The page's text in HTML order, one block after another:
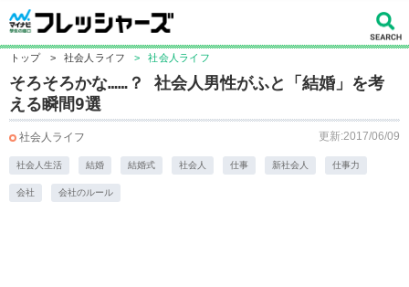
トップ > 社会人ライフ > 社会人ライフ
そろそろかな……？ 社会人男性がふと「結婚」を考
える瞬間9選
社会人ライフ 更新:2017/06/09
社会人生活 結婚 結婚式 社会人 仕事 新社会人 仕事力
会社 会社のルール